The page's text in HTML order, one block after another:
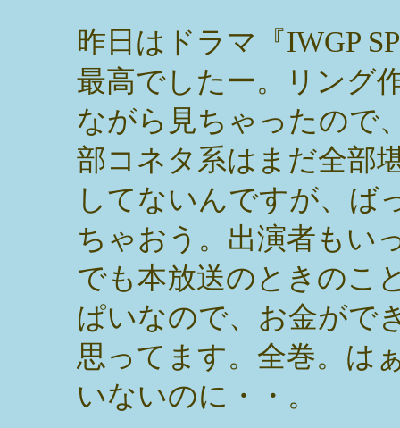
昨日はドラマ『IWGP
最高でしたー。リング
ながら見ちゃったので
部コネタ系はまだ全部
してないんですが、ば
ちゃおう。出演者もい
でも本放送のときのこ
ぱいなので、お金がで
思ってます。全巻。は
いないのに・・。